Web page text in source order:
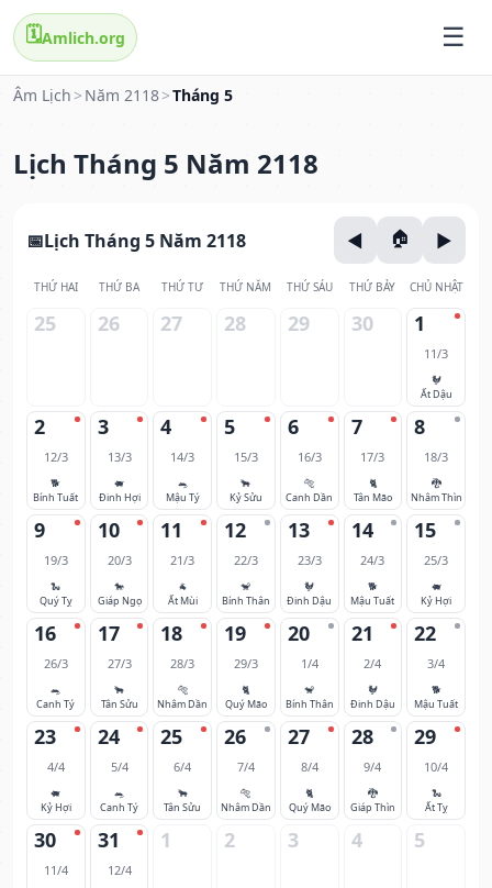
🗓️Amlich.org
Âm Lịch > Năm 2118>Tháng 5
Lịch Tháng 5 Năm 2118
Lịch Tháng 5 Năm 2118
THỨ HAI THỨ BA THỨ TƯ THỨ NĂM THỨ SÁU THỨ BẢY CHỦ NHẬT
25 26 27 28 29 30 1
11/3
🐓
Ất Dậu
2
12/3
🐕
Bính Tuất
3
13/3
🐖
Đinh Hợi
4
14/3
🐀
Mậu Tý
5
15/3
🐂
Kỷ Sửu
6
16/3
🐅
Canh Dần
7
17/3
🐈
Tân Mão
8
18/3
🐉
Nhâm Thìn
9
19/3
🐍
Quý Tỵ
10
20/3
🐎
Giáp Ngọ
11
21/3
🐐
Ất Mùi
12
22/3
🐒
Bính Thân
13
23/3
🐓
Đinh Dậu
14
24/3
🐕
Mậu Tuất
15
25/3
🐖
Kỷ Hợi
16
26/3
🐀
Canh Tý
17
27/3
🐂
Tân Sửu
18
28/3
🐅
Nhâm Dần
19
29/3
🐈
Quý Mão
20
1/4
🐒
Bính Thân
21
2/4
🐓
Đinh Dậu
22
3/4
🐕
Mậu Tuất
23
4/4
🐖
Kỷ Hợi
24
5/4
🐀
Canh Tý
25
6/4
🐂
Tân Sửu
26
7/4
🐅
Nhâm Dần
27
8/4
🐈
Quý Mão
28
9/4
🐉
Giáp Thìn
29
10/4
🐍
Ất Tỵ
30
11/4
31
12/4
1 2 3 4 5